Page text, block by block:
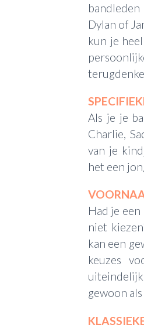
Dylan of
kun je
Als je je
Charlie,
van je
het een
Had je
niet
kan een
keuzes
gewoon